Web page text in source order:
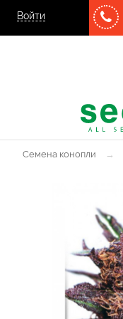
Войти
Семена конопли →